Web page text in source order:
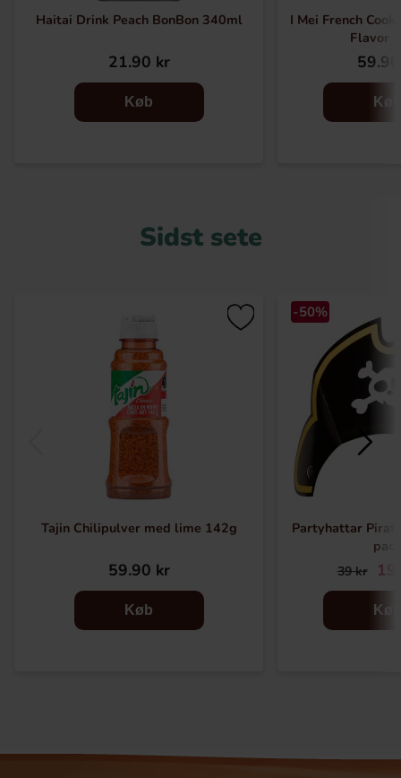
Haitai Drink Peach BonBon 340ml
21.90 kr
Køb
I Mei French
Flavor
Køb
Sidst sete
Tajin Chilipulver med lime 142g
59.90 kr
Køb
-50%
Partyhattar Pirat
pack
39 kr
Køb